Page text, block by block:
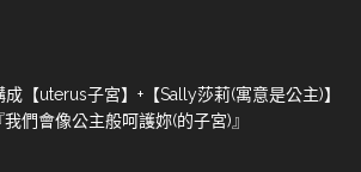
【uterus子宮】+【Sally莎莉(寓意是公主)】
們會像公主般呵護妳(的子宮)』